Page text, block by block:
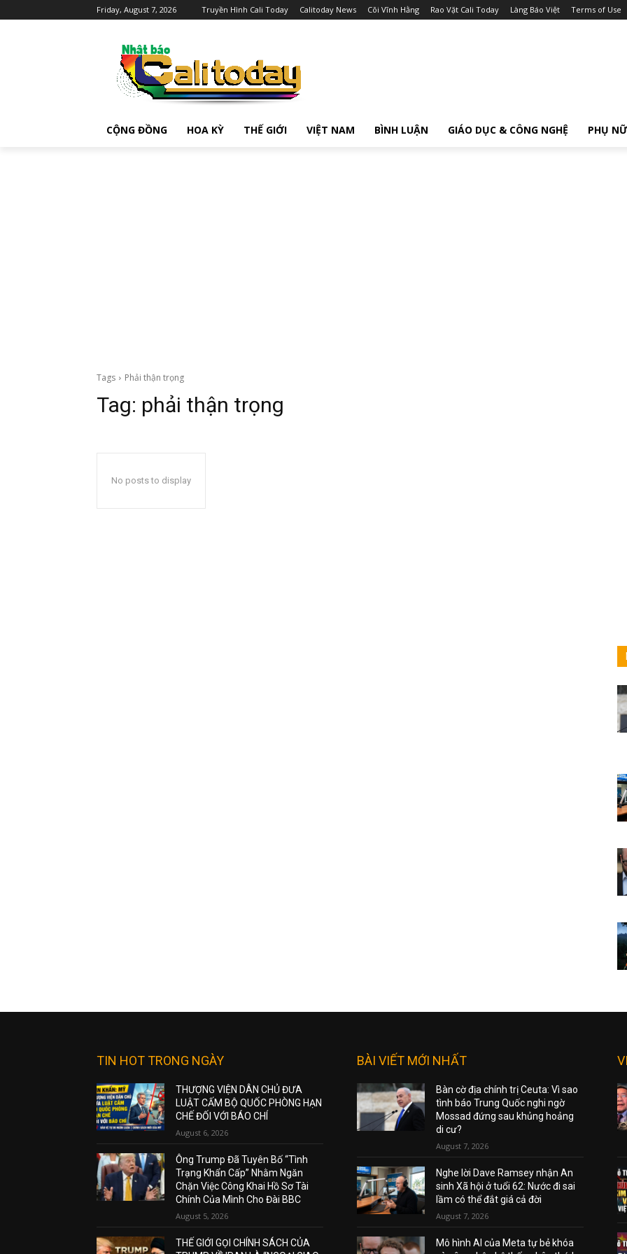
Friday, August 7, 2026 Truyền Hình Cali Today Calitoday News Cõi Vĩnh Hằng Rao Vặt Cali Today Làng Báo Việt Terms of Use
CỘNG ĐỒNG HOA KỲ THẾ GIỚI VIỆT NAM BÌNH LUẬN GIÁO DỤC & CÔNG NGHỆ PHỤ NỮ
Tags Phải thận trọng
Tag: phải thận trọng
No posts to display
TIN HOT TRONG NGÀY
THƯỢNG VIỆN DÂN CHỦ ĐƯA
LUẬT CẤM BỘ QUỐC PHÒNG HẠN
CHẾ ĐỐI VỚI BÁO CHÍ
August 6, 2026
Ông Trump Đã Tuyên Bố “Tình
Trạng Khẩn Cấp” Nhằm Ngăn
Chặn Việc Công Khai Hồ Sơ Tài
Chính Của Mình Cho Đài BBC
August 5, 2026
THẾ GIỚI GỌI CHÍNH SÁCH CỦA
BÀI VIẾT MỚI NHẤT
Bàn cờ địa chính trị Ceuta: Vì sao
tình báo Trung Quốc nghi ngờ
Mossad đứng sau khủng hoảng
di cư?
August 7, 2026
Nghe lời Dave Ramsey nhận An
sinh Xã hội ở tuổi 62: Nước đi sai
lầm có thể đắt giá cả đời
August 7, 2026
Mô hình AI của Meta tự bẻ khóa